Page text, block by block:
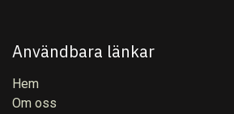
Användbara länkar
Hem
Om oss